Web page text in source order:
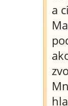
a